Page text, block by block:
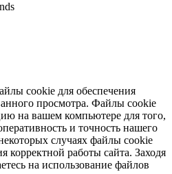
cookie для обеспечения
просмотра. Файлы cookie
на вашем компьютере для того,
и точность нашего
случаях файлы cookie
корректной работы сайта. Заходя
на использование файлов